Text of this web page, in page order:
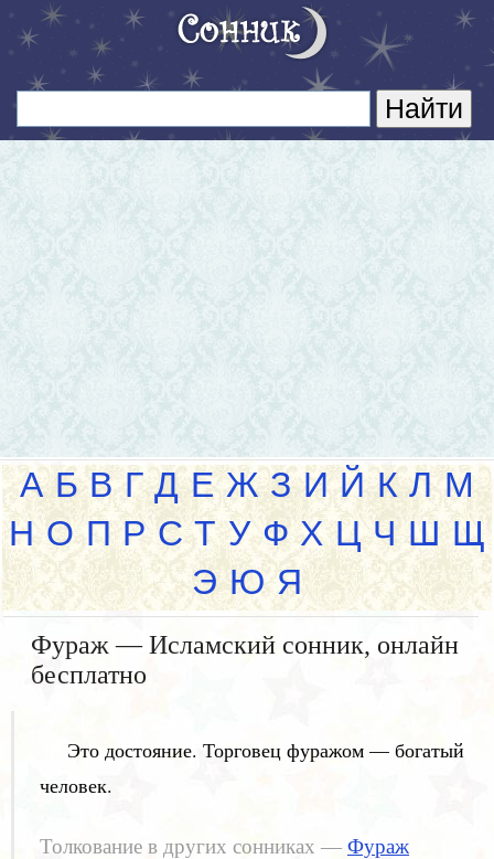
А Б В Г Д Е Ж З И Й К Л М
Н О П Р С Т У Ф Х Ц Ч Ш Щ
Э Ю Я
Фураж — Исламский сонник, онлайн
бесплатно
Это достояние. Торговец фуражом — богатый
человек.
Толкование в других сонниках — Фураж